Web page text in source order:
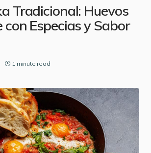
Tradicional: Huevos
con Especias y Sabor
1 minute read